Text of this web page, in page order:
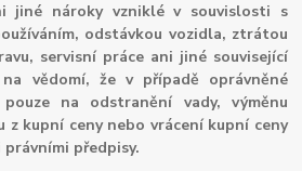
jiné nároky vzniklé v souvislosti s
odstávkou vozidla, ztrátou
servisní práce ani jiné související
vědomí, že v případě oprávněné
na odstranění vady, výměnu
z kupní ceny nebo vrácení kupní ceny
předpisy.